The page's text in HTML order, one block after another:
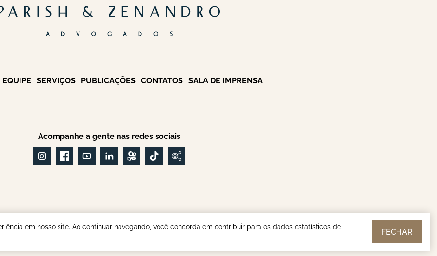
EQUIPE SERVIÇOS PUBLICAÇÕES CONTATOS SALA DE IMPRENSA
Acompanhe a gente nas redes sociais
em INSS e Aposentadoria do Servidor Público © | 2026
em nosso site. Ao continuar navegando, você concorda em contribuir para os dados estatísticos de
FECHAR